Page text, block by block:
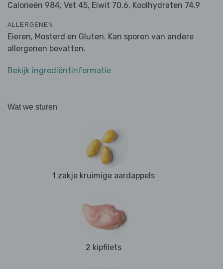
Calorieën 984, Vet 45, Eiwit 70.6, Koolhydraten 74.9
ALLERGENEN
Eieren, Mosterd en Gluten. Kan sporen van andere
allergenen bevatten.
Bekijk ingrediëntinformatie
Wat we sturen
1 zakje kruimige aardappels
2 kipfilets